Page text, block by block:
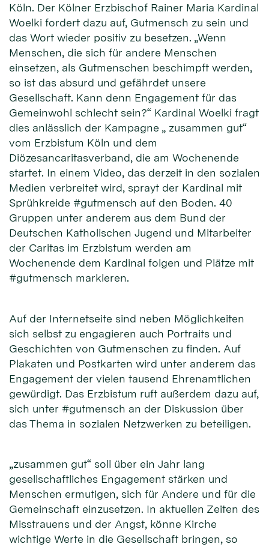
Köln. Der Kölner Erzbischof Rainer Maria Kardinal
Woelki fordert dazu auf, Gutmensch zu sein und
das Wort wieder positiv zu besetzen. „Wenn
Menschen, die sich für andere Menschen
einsetzen, als Gutmenschen beschimpft werden,
so ist das absurd und gefährdet unsere
Gesellschaft. Kann denn Engagement für das
Gemeinwohl schlecht sein?“ Kardinal Woelki fragt
dies anlässlich der Kampagne „ zusammen gut“
vom Erzbistum Köln und dem
Diözesancaritasverband, die am Wochenende
startet. In einem Video, das derzeit in den sozialen
Medien verbreitet wird, sprayt der Kardinal mit
Sprühkreide #gutmensch auf den Boden. 40
Gruppen unter anderem aus dem Bund der
Deutschen Katholischen Jugend und Mitarbeiter
der Caritas im Erzbistum werden am
Wochenende dem Kardinal folgen und Plätze mit
#gutmensch markieren.
Auf der Internetseite sind neben Möglichkeiten
sich selbst zu engagieren auch Portraits und
Geschichten von Gutmenschen zu finden. Auf
Plakaten und Postkarten wird unter anderem das
Engagement der vielen tausend Ehrenamtlichen
gewürdigt. Das Erzbistum ruft außerdem dazu auf,
sich unter #gutmensch an der Diskussion über
das Thema in sozialen Netzwerken zu beteiligen.
„zusammen gut“ soll über ein Jahr lang
gesellschaftliches Engagement stärken und
Menschen ermutigen, sich für Andere und für die
Gemeinschaft einzusetzen. In aktuellen Zeiten des
Misstrauens und der Angst, könne Kirche
wichtige Werte in die Gesellschaft bringen, so